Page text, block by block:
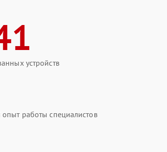
устройств
работы специалистов